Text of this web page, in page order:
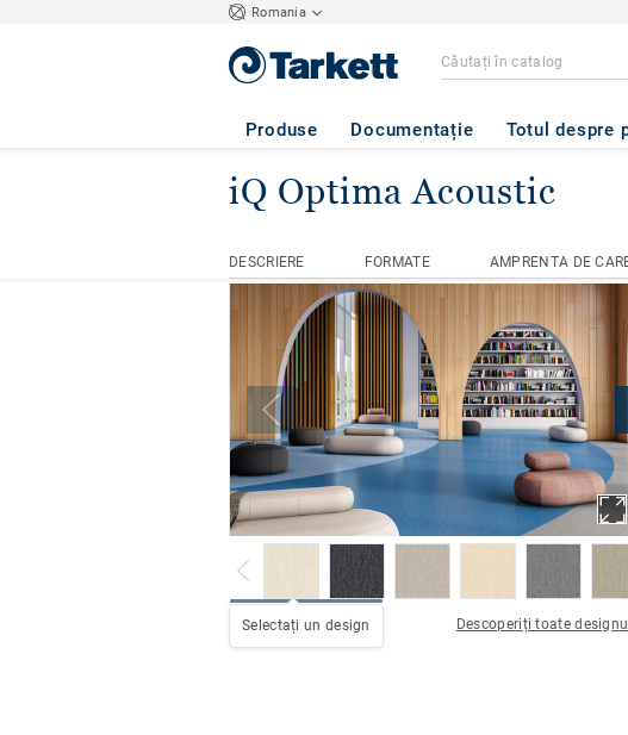
Romania
Produse Documentație Totul despre
iQ Optima Acoustic
DESCRIERE FORMATE AMPRENTA DE
Home Covor PVC omogen iQ Optima
Selectați un design Descoperiți toate